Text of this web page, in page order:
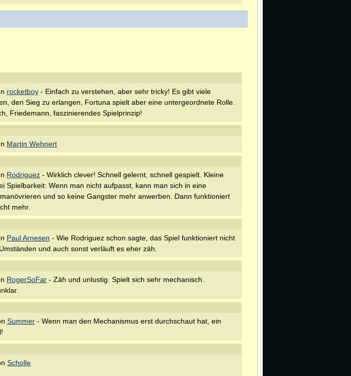
rocketboy - Einfach zu verstehen, aber sehr tricky! Es gibt viele
den Sieg zu erlangen, Fortuna spielt aber eine untergeordnete Rolle.
Friedemann, faszinierendes Spielprinzip!
Martin Wehnert
Rodriguez - Wirklich clever! Schnell gelernt, schnell gespielt. Kleine
Spielbarkeit: Wenn man nicht aufpasst, kann man sich in eine
und so keine Gangster mehr anwerben. Dann funktioniert
mehr.
Paul Arnesen - Wie Rodriguez schon sagte, das Spiel funktioniert nicht
und auch sonst verläuft es eher zäh.
RogerSoFar - Zäh und unlustig. Spielt sich sehr mechanisch.
Summer - Wenn man den Mechanismus erst durchschaut hat, ein
Scholle